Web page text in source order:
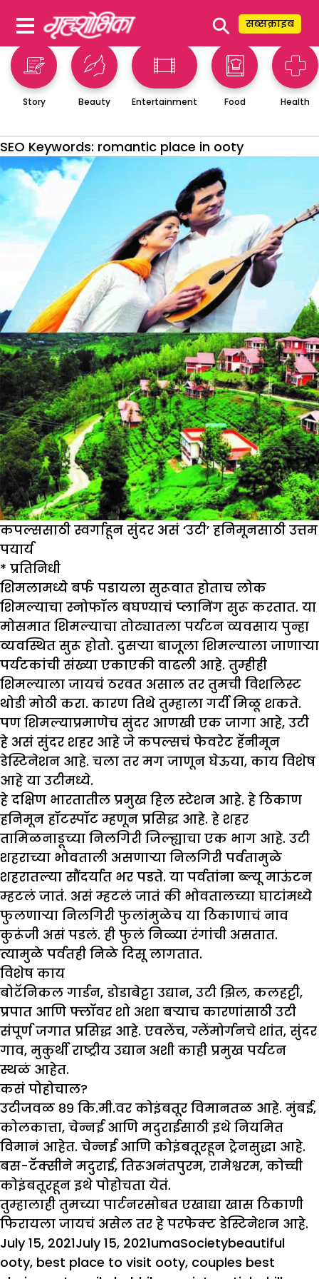
⚲ सब्सक्राइब
Story Beauty Entertainment Food Health
SEO Keywords: romantic place in ooty
कपल्ससाठी स्वर्गाहून सुंदर असं ‘उटी’ हनिमूनसाठी उत्तम
पयार्य
* प्रतिनिधी
शिमलामध्ये बर्फ पडायला सुरूवात होताच लोक
शिमल्याचा स्नोफॉल बघण्याचं प्लानिंग सुरू करतात. या
मोसमात शिमल्याचा तोट्यातला पर्यटन व्यवसाय पुन्हा
व्यवस्थित सुरू होतो. दुसऱ्या बाजूला शिमल्याला जाणाऱ्या
पर्यटकांची संख्या एकाएकी वाढली आहे. तुम्हीही
शिमल्याला जायचं ठरवत असाल तर तुमची विशलिस्ट
थोडी मोठी करा. कारण तिथे तुम्हाला गर्दी मिळू शकते.
पण शिमल्याप्रमाणेच सुंदर आणखी एक जागा आहे, उटी
हे असं सुंदर शहर आहे जे कपल्सचं फेवरेट हॅनीमून
डेस्टिनेशन आहे. चला तर मग जाणून घेऊया, काय विशेष
आहे या उटीमध्ये.
हे दक्षिण भारतातील प्रमुख हिल स्टेशन आहे. हे ठिकाण
हनिमून हॉटस्पॉट म्हणून प्रसिद्ध आहे. हे शहर
तामिळनाडूच्या निलगिरी जिल्ह्याचा एक भाग आहे. उटी
शहराच्या भोवताली असणाऱ्या निलगिरी पर्वतामुळे
शहरातल्या सौंदर्यात भर पडते. या पर्वतांना ब्ल्यू माऊंटन
म्हटलं जातं. असं म्हटलं जातं की भोवतालच्या घाटांमध्ये
फुलणाऱ्या निलगिरी फुलांमुळेच या ठिकाणाचं नाव
कुरूंजी असं पडलं. ही फुलं निळ्या रंगांची असतात.
त्यामुळे पर्वतही निळे दिसू लागतात.
विशेष काय
बोटॅनिकल गार्डन, डोडाबेट्टा उद्यान, उटी झिल, कलहट्टी,
प्रपात आणि फ्लॉवर शो अशा बऱ्याच कारणांसाठी उटी
संपूर्ण जगात प्रसिद्ध आहे. एवलेंच, ग्लेंमोर्गनचे शांत, सुंदर
गाव, मुकुर्थी राष्ट्रीय उद्यान अशी काही प्रमुख पर्यटन
स्थळं आहेत.
कसं पोहोचाल?
उटीजवळ ८९ कि.मी.वर कोइंबतूर विमानतळ आहे. मुंबई,
कोलकात्ता, चेन्नई आणि मदुराईसाठी इथे नियमित
विमानं आहेत. चेन्नई आणि कोइंबतूरहून ट्रेनसुद्धा आहे.
बस-टॅक्सीने मदुराई, तिरूअनंतपुरम, रामेश्वरम, कोच्ची
कोइंबतूरहून इथे पोहोचता येतं.
तुम्हालाही तुमच्या पार्टनरसोबत एखाद्या खास ठिकाणी
फिरायला जायचं असेल तर हे परफेक्ट डेस्टिनेशन आहे.
Posted
on
July 15, 2021July 15, 2021Author
umaCategories
SocietyTags
beautiful
ooty, best place to visit ooty, couples best